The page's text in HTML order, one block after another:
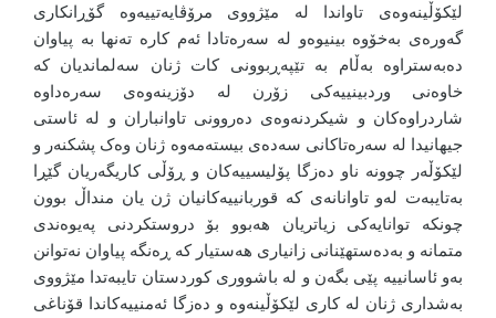
لێکۆڵینەوەی تاواندا لە مێژووی مرۆڤایەتییەوە گۆڕانکاری
گەورەی بەخۆوە بینیوەو لە سەرەتادا ئەم کارە تەنها بە پیاوان
دەبەستراوە بەڵام بە تێپەڕبوونی کات ژنان سەلماندیان کە
خاوەنی وردبینییەکی زۆرن لە دۆزینەوەی سەرەداوە
شاردراوەکان و شیکردنەوەی دەروونی تاوانباران و لە ئاستی
جیهانیدا لە سەرەتاکانی سەدەی بیستەمەوە ژنان وەک پشکنەر و
لێکۆڵەر چوونە ناو دەزگا پۆلیسییەکان و ڕۆڵی کاریگەریان گێڕا
بەتایبەت لەو تاوانانەی کە قوربانییەکانیان ژن یان منداڵ بوون
چونکە توانایەکی زیاتریان هەبوو بۆ دروستکردنی پەیوەندی
متمانە و بەدەستهێنانی زانیاری هەستیار کە ڕەنگە پیاوان نەتوانن
بەو ئاسانییە پێی بگەن و لە باشووری کوردستان تایبەتدا مێژووی
بەشداری ژنان لە کاری لێکۆڵینەوە و دەزگا ئەمنییەکاندا قۆناغی